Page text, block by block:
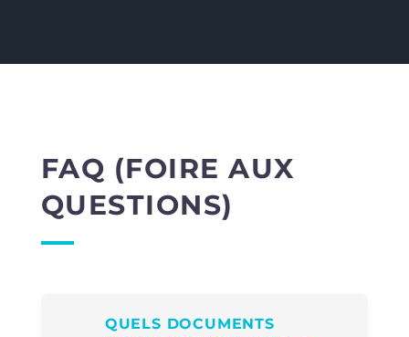
FAQ (FOIRE AUX
QUESTIONS)
QUELS DOCUMENTS